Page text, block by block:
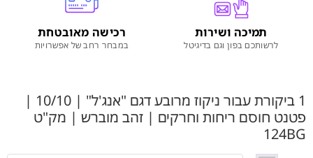
תמיכה ושירות
לרשותכם בפון וגם בדיגיטל
רכישה מאובטחת
במבחר רחב של אפשרויות
1 ביקורת עבור
ניקוז מרובע דגם "אנג'ל" | 10/10 |
פטנט חוסם ריחות וחרקים | זהב מוברש | מק"ט
124BG